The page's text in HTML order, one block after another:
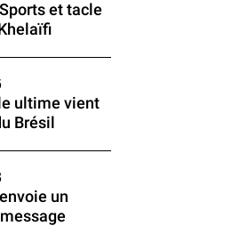
et tacle
ultime vient
Brésil
un